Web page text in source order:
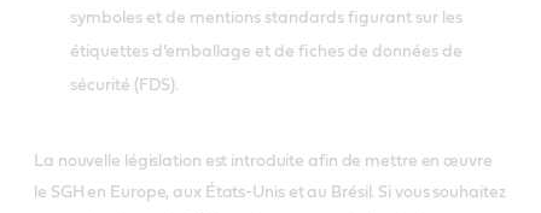
symboles et de mentions standards figurant sur les
étiquettes d’emballage et de fiches de données de
sécurité (FDS).
La nouvelle législation est introduite afin de mettre en œuvre
le SGH en Europe, aux États-Unis et au Brésil. Si vous souhaitez